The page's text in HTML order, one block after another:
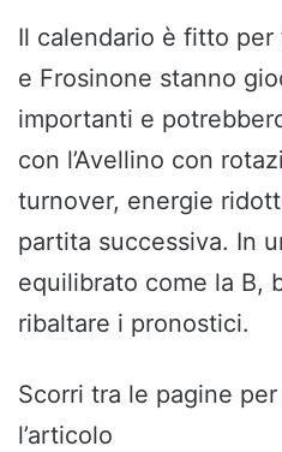
Il calendario è fitto
e Frosinone stanno
importanti e
con l’Avellino con
turnover, energie
partita successiva. In
equilibrato come la B,
ribaltare i pronostici.
Scorri tra le pagine
l’articolo